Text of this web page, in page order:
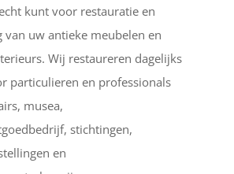
kunt voor restauratie en
van uw antieke meubelen en
Wij restaureren dagelijks
particulieren en professionals
musea,
stichtingen,
en